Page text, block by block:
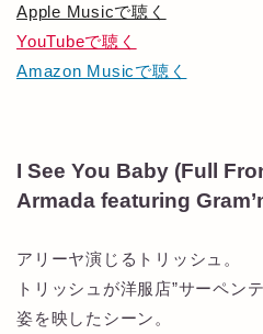
Apple Musicで聴く
YouTubeで聴く
Amazon Musicで聴く
I See You Baby (Full
Armada featuring
アリーヤ演じるトリッシュ。
トリッシュが洋服店”サーペン
姿を映したシーン。